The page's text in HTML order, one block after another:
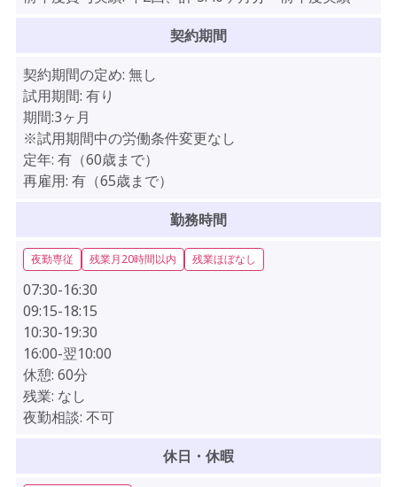
契約期間
契約期間の定め: 無し
試用期間: 有り
期間:3ヶ月
※試用期間中の労働条件変更なし
定年: 有（60歳まで）
再雇用: 有（65歳まで）
勤務時間
夜勤専従 残業月20時間以内 残業ほぼなし
07:30-16:30
09:15-18:15
10:30-19:30
16:00-翌10:00
休憩: 60分
残業: なし
夜勤相談: 不可
休日・休暇